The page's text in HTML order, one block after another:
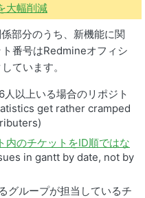
大幅削減
部分のうち、新機能に関
番号はRedmineオフィシ
ています。
人以上いる場合のリポジト
get rather cramped
内のチケットをID順ではな
in gantt by date, not by
グループが担当しているチ